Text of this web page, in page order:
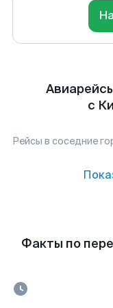
с
Рейсы в соседние
Факты по